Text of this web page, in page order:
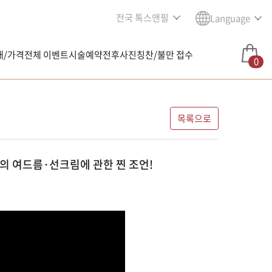
전국 톡스앤필 Language
/가격전체 이벤트시술예약전후사진칭찬/불만 접수 0
목록으로
여드름·선크림에 관한 찐 조언!